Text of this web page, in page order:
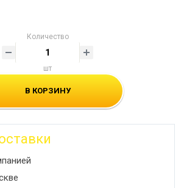
Количество
шт
В КОРЗИНУ